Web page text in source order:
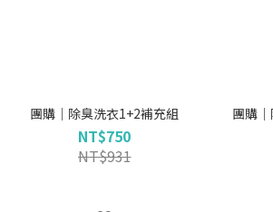
團購｜除臭洗衣1+2補充組
NT$750
NT$931
團購